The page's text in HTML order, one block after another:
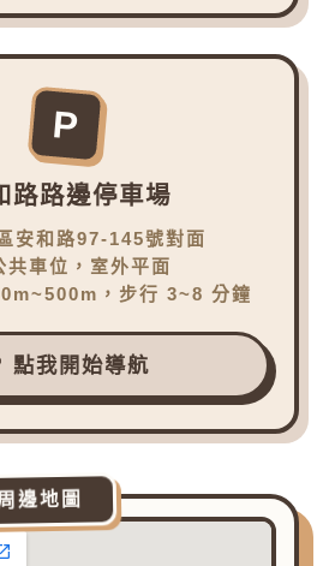
P
路路邊停車場
安和路97-145號對面
共車位，室外平面
，步行 3~8 分鐘
點我開始導航
邊地圖